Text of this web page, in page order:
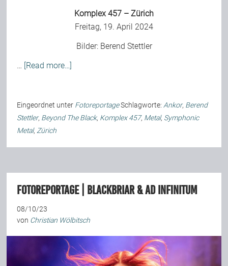
Komplex 457 – Zürich
Freitag, 19. April 2024
Bilder: Berend Stettler
… [Read more…]
Eingeordnet unter FotoreportageSchlagworte:Ankor, Berend
Stettler, Beyond The Black, Komplex 457, Metal, Symphonic
Metal,Zürich
Fotoreportage | Blackbriar & Ad Infinitum
08/10/23
von Christian Wölbitsch